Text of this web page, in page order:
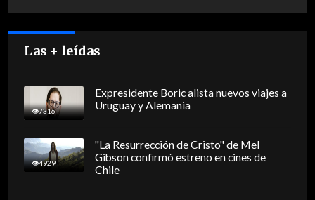
Las + leídas
7316
Expresidente Boric alista nuevos viajes a
Uruguay y Alemania
4929
"La Resurrección de Cristo" de Mel
Gibson confirmó estreno en cines de
Chile